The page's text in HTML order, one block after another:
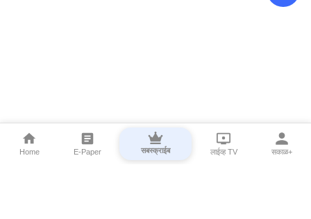
Home E-Paper सबस्क्राईब लाईव्ह TV सकाळ+